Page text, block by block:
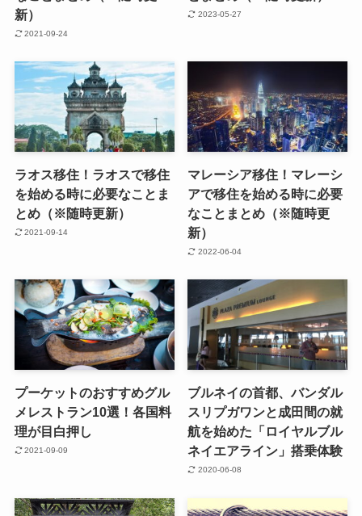
新）
2021-09-24
2023-05-27
ラオス移住！ラオスで移住
を始める時に必要なことま
とめ（※随時更新）
2021-09-14
マレーシア移住！マレーシ
アで移住を始める時に必要
なことまとめ（※随時更
新）
2022-06-04
プーケットのおすすめグル
メレストラン10選！各国料
理が目白押し
2021-09-09
ブルネイの首都、バンダル
スリプガワンと成田間の就
航を始めた「ロイヤルブル
ネイエアライン」搭乗体験
2020-06-08